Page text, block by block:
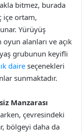
bitmez, burada
içe ortam,
Yürüyüş
alanları ve açık
grubunun keyifli
daire seçenekleri
sunmaktadır.
Manzarası
çevresindeki
bölgeyi daha da